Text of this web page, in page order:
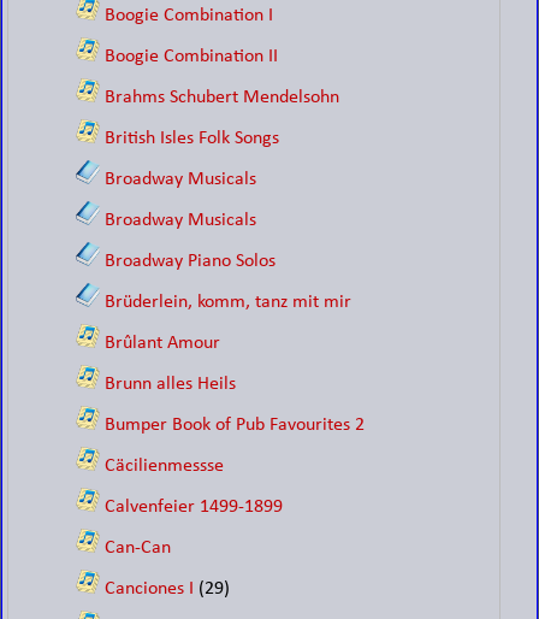
Boogie Combination I
Boogie Combination II
Brahms Schubert Mendelsohn
British Isles Folk Songs
Broadway Musicals
Broadway Musicals
Broadway Piano Solos
Brüderlein, komm, tanz mit mir
Brûlant Amour
Brunn alles Heils
Bumper Book of Pub Favourites 2
Cäcilienmessse
Calvenfeier 1499-1899
Can-Can
Canciones I (29)